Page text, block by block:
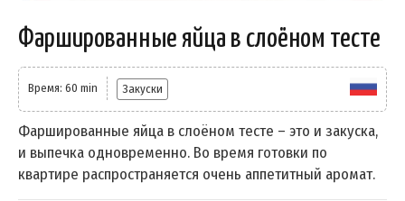
Фаршированные яйца в слоёном тесте
Время: 60 min Закуски
Фаршированные яйца в слоёном тесте – это и закуска,
и выпечка одновременно. Во время готовки по
квартире распространяется очень аппетитный аромат.